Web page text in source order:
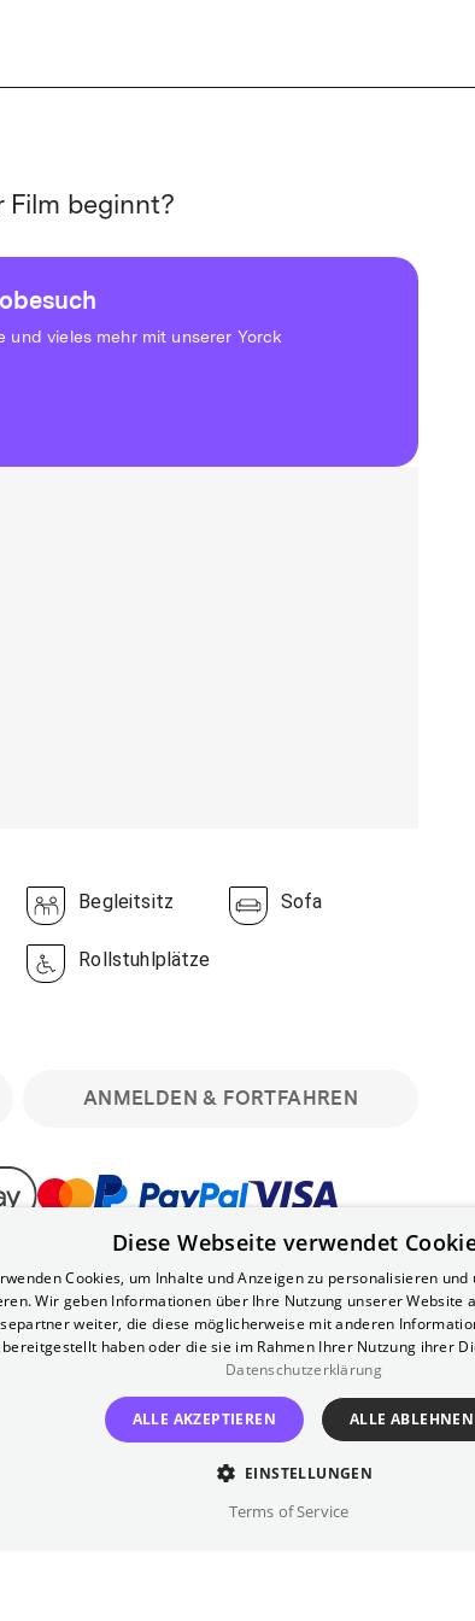
Film beginnt?
und vieles mehr mit unserer Yorck
Begleitsitz Sofa
Rollstuhlplätze
ANMELDEN & FORTFAHREN
Registriere dich kostenlos für bis zu 90
Vorstellungen. Unlimited-Mitglied?
einem kostenlosen Yorck-Mitgliedskonto
Diese Webseite verwendet
Cookies, um Inhalte und Anzeigen zu personalisieren
Wir geben Informationen über Ihre Nutzung unserer Website
weiter, die diese möglicherweise mit anderen
haben oder die sie im Rahmen Ihrer Nutzung ihrer
Datenschutzerklärung
ALLE AKZEPTIEREN ALLE ABLEHNEN
EINSTELLUNGEN
Terms of Service